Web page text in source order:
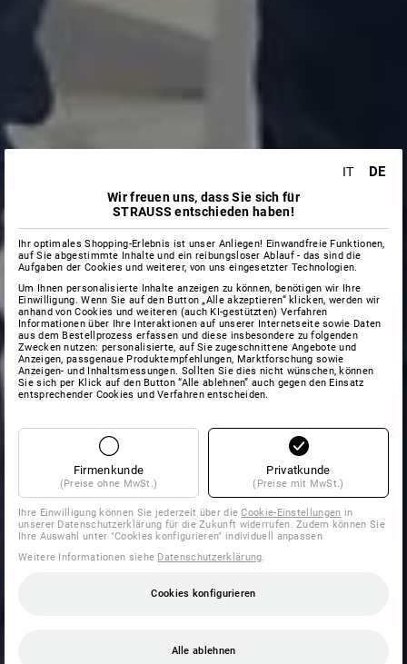
IT DE
Wir freuen uns, dass Sie sich für
STRAUSS entschieden haben!
Ihr optimales Shopping-Erlebnis ist unser Anliegen! Einwandfreie Funktionen,
auf Sie abgestimmte Inhalte und ein reibungsloser Ablauf - das sind die
Aufgaben der Cookies und weiterer, von uns eingesetzter Technologien.
Um Ihnen personalisierte Inhalte anzeigen zu können, benötigen wir Ihre
Einwilligung. Wenn Sie auf den Button „Alle akzeptieren“ klicken, werden wir
anhand von Cookies und weiteren (auch KI-gestützten) Verfahren
Informationen über Ihre Interaktionen auf unserer Internetseite sowie Daten
aus dem Bestellprozess erfassen und diese insbesondere zu folgenden
Zwecken nutzen: personalisierte, auf Sie zugeschnittene Angebote und
Anzeigen, passgenaue Produktempfehlungen, Marktforschung sowie
Anzeigen- und Inhaltsmessungen. Sollten Sie dies nicht wünschen, können
Sie sich per Klick auf den Button “Alle ablehnen” auch gegen den Einsatz
entsprechender Cookies und Verfahren entscheiden.
Firmenkunde
(Preise ohne MwSt.)
Privatkunde
(Preise mit MwSt.)
Ihre Einwilligung können Sie jederzeit über dieCookie-Einstellungen in
unserer Datenschutzerklärung für die Zukunft widerrufen. Zudem können Sie
Ihre Auswahl unter "Cookies konfigurieren" individuell anpassen
Weitere Informationen siehe Datenschutzerklärung
Cookies konfigurieren
Alle ablehnen